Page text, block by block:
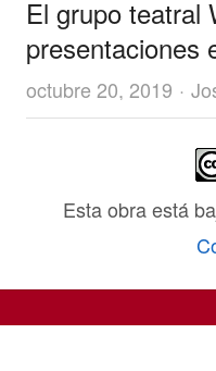
El grupo teatral
presentaciones
octubre 20, 2019
Esta obra está